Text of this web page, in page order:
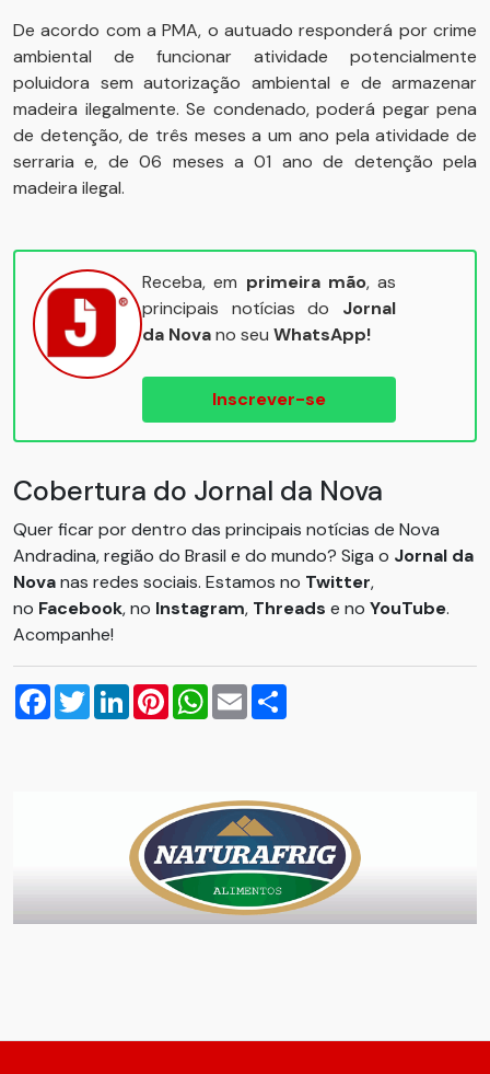
De acordo com a PMA, o autuado responderá por crime
ambiental de funcionar atividade potencialmente
poluidora sem autorização ambiental e de armazenar
madeira ilegalmente. Se condenado, poderá pegar pena
de detenção, de três meses a um ano pela atividade de
serraria e, de 06 meses a 01 ano de detenção pela
madeira ilegal.
Receba, em primeira mão, as
principais notícias do Jornal
da Novano seu WhatsApp!
Inscrever-se
Cobertura do Jornal da Nova
Quer ficar por dentro das principais notícias de Nova
Andradina, região do Brasil e do mundo? Siga o Jornal da
Novanas redes sociais. Estamos no Twitter,
no Facebook, no Instagram, Threads e no YouTube.
Acompanhe!
Facebook
TwitterLinkedInPinterestWhatsApp
Email